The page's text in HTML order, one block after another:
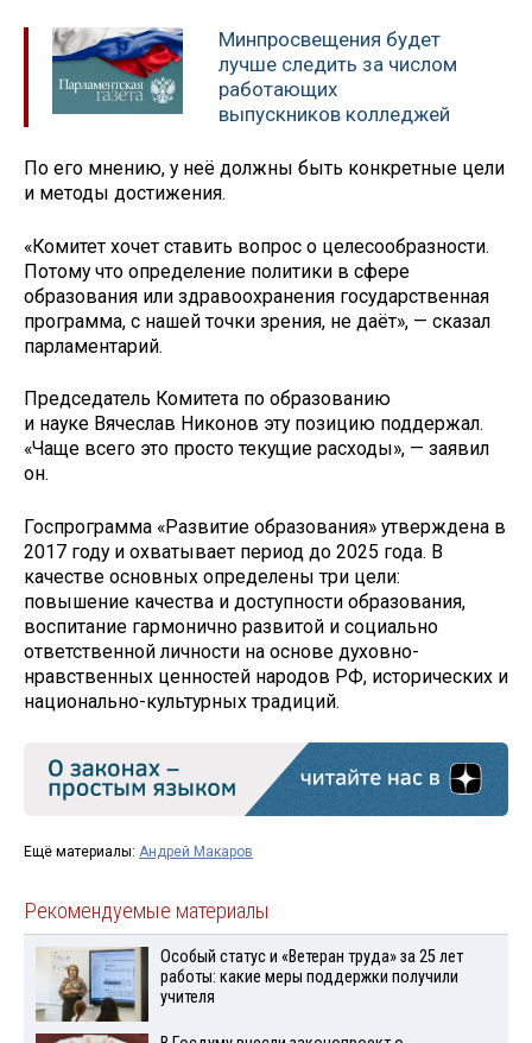
Минпросвещения будет
лучше следить за числом
работающих
выпускников колледжей
По его мнению, у неё должны быть конкретные цели
и методы достижения.
«Комитет хочет ставить вопрос о целесообразности.
Потому что определение политики в сфере
образования или здравоохранения государственная
программа, с нашей точки зрения, не даёт», — сказал
парламентарий.
Председатель Комитета по образованию
и науке Вячеслав Никонов эту позицию поддержал.
«Чаще всего это просто текущие расходы», — заявил
он.
Госпрограмма «Развитие образования» утверждена в
2017 году и охватывает период до 2025 года. В
качестве основных определены три цели:
повышение качества и доступности образования,
воспитание гармонично развитой и социально
ответственной личности на основе духовно-
нравственных ценностей народов РФ, исторических и
национально-культурных традиций.
Ещё материалы: Андрей Макаров
Рекомендуемые материалы
Особый статус и «Ветеран труда» за 25 лет
работы: какие меры поддержки получили
учителя